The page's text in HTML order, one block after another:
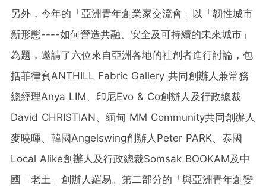
另外，今年的「亞洲青年創業家交流會」以「韌性城市
新形態----如何營造共融、安全及可持續的未來城市」
為題，邀請了六位來自亞洲各地的社創者進行討論，包
括菲律賓ANTHILL Fabric Gallery 共同創辦人兼常務
總經理Anya LIM、印尼Evo & Co創辦人及行政總裁
David CHRISTIAN、緬甸 MM Community共同創辦人
麥曉暉、韓國Angelswing創辦人Peter PARK、泰國
Local Alike創辦人及行政總裁Somsak BOOKAM及中
國「老土」創辦人羅易。第二部分的「與亞洲青年創變